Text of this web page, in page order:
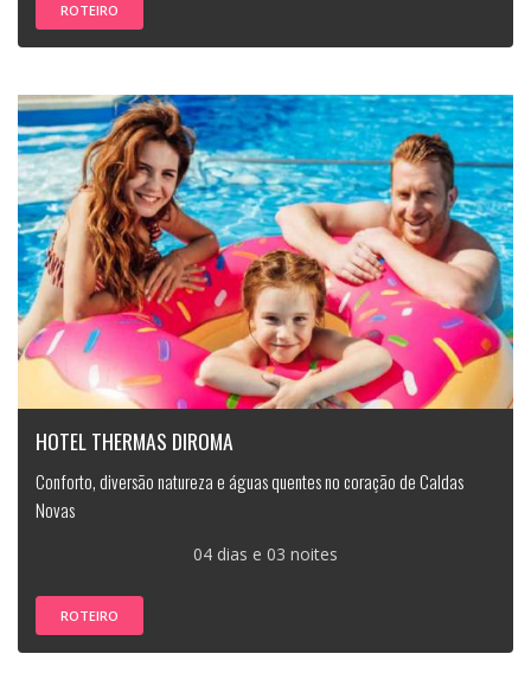
ROTEIRO
HOTEL THERMAS DIROMA
Conforto, diversão natureza e águas quentes no coração de Caldas
Novas
04 dias e 03 noites
ROTEIRO